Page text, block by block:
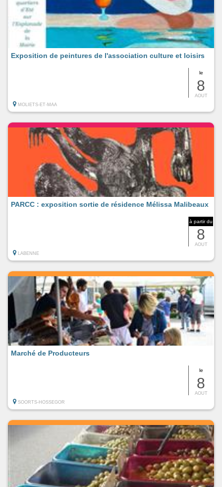
le
8
AOUT
Exposition de peintures de l'association culture et loisirs
MOLIETS-ET-MAA
à partir du
8
AOUT
PARCC : exposition sortie de résidence Mélissa Malibeaux
LABENNE
le
8
AOUT
Marché de Producteurs
SOORTS-HOSSEGOR